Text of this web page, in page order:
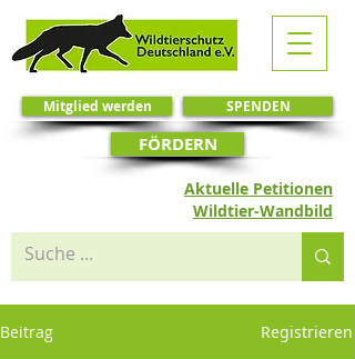
SPENDEN
Mitglied werden
Aktuelle Petitionen
FÖRDERN
Wildtier-Wandbild
Beitrag Registrieren